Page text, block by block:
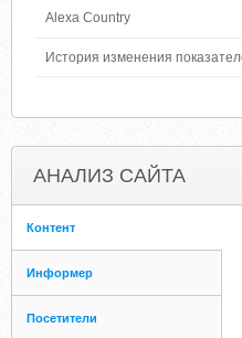
Alexa Country
История изменения
АНАЛИЗ САЙТА
Контент
Информер
Посетители